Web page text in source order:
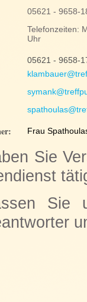
05621 - 9658-
Telefonzeiten:
Uhr
05621 - 9658-
Frau
Sie